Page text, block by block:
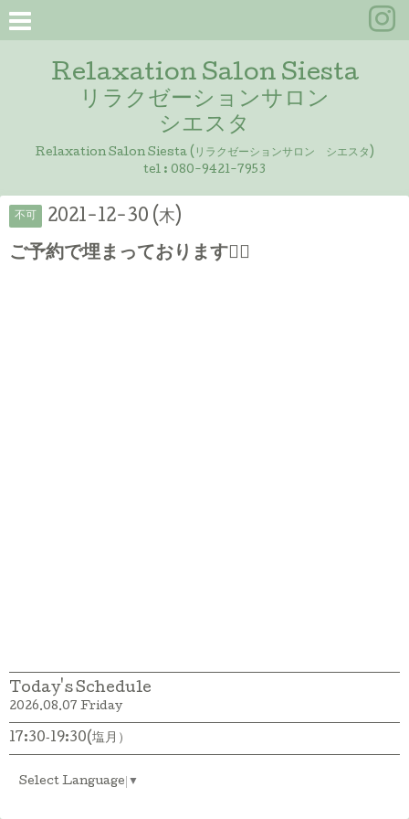
Relaxation Salon Siesta
リラクゼーションサロン
シエスタ
Relaxation Salon Siesta (リラクゼーションサロン シエスタ)
tel : 080-9421-7953
不可 2021-12-30 (木)
ご予約で埋まっております🙇‍♀️
Today's Schedule
2026.08.07 Friday
17:30‐19:30(塩月）
Select Language ▼